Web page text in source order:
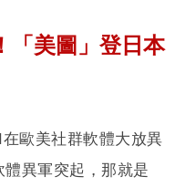
「美圖」登日本
歐美社群軟體大放異
異軍突起，那就是